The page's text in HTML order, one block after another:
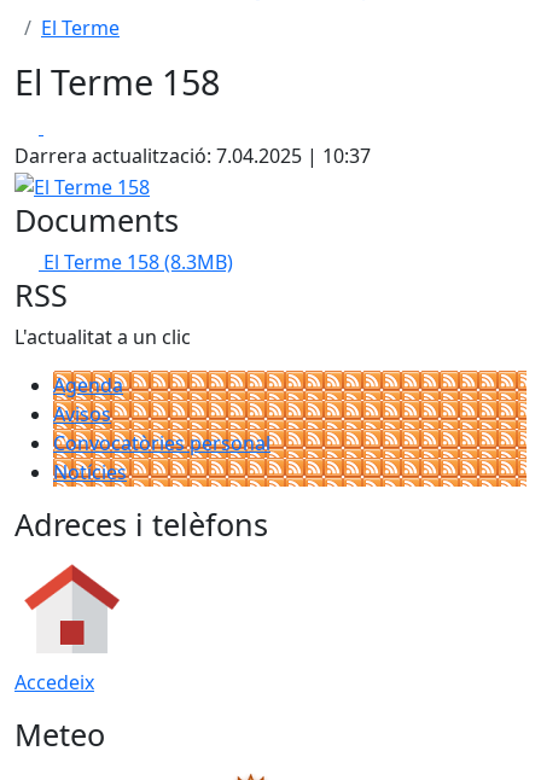
El Terme
El Terme 158
Darrera actualització: 7.04.2025 | 10:37
El Terme 158
Documents
El Terme 158(8.3MB)
RSS
L'actualitat a un clic
Agenda
Avisos
Convocatòries personal
Notícies
Adreces i telèfons
Accedeix
Meteo